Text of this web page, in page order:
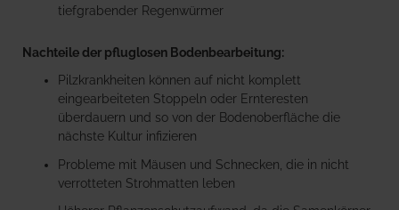
tiefgrabender Regenwürmer
Nachteile der pfluglosen Bodenbearbeitung:
Pilzkrankheiten können auf nicht komplett
eingearbeiteten Stoppeln oder Ernteresten
überdauern und so von der Bodenoberfläche die
nächste Kultur infizieren
Probleme mit Mäusen und Schnecken, die in nicht
verrotteten Strohmatten leben